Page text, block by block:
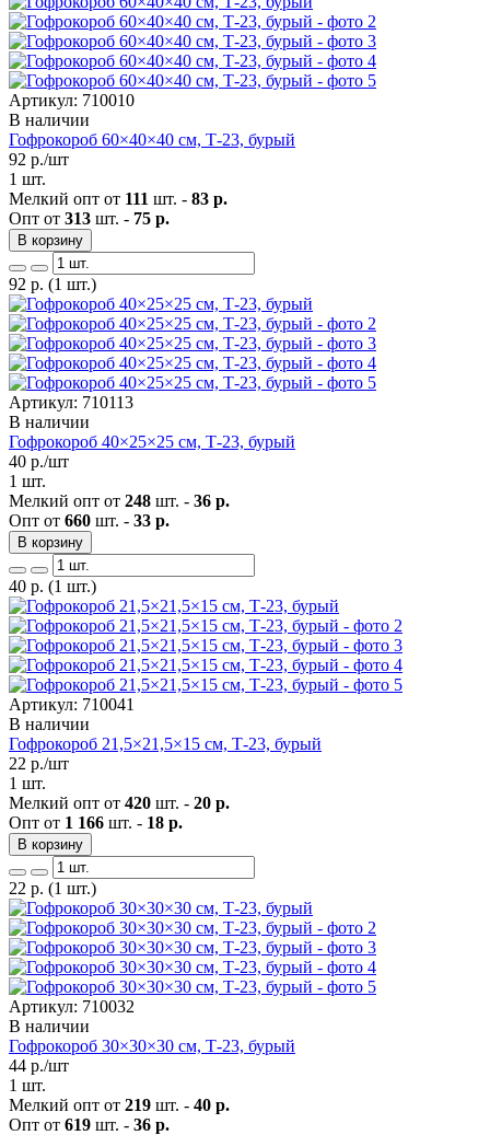
Артикул: 710010
В наличии
Гофрокороб 60×40×40 см, Т-23, бурый
92 р./шт
1 шт.
Мелкий опт от 111 шт. - 83 р.
Опт от 313 шт. - 75 р.
В корзину
92 р. (1 шт.)
Артикул: 710113
В наличии
Гофрокороб 40×25×25 см, Т-23, бурый
40 р./шт
1 шт.
Мелкий опт от 248 шт. - 36 р.
Опт от 660 шт. - 33 р.
В корзину
40 р. (1 шт.)
Артикул: 710041
В наличии
Гофрокороб 21,5×21,5×15 см, Т-23, бурый
22 р./шт
1 шт.
Мелкий опт от 420 шт. - 20 р.
Опт от 1 166 шт. - 18 р.
В корзину
22 р. (1 шт.)
Артикул: 710032
В наличии
Гофрокороб 30×30×30 см, Т-23, бурый
44 р./шт
1 шт.
Мелкий опт от 219 шт. - 40 р.
Опт от 619 шт. - 36 р.